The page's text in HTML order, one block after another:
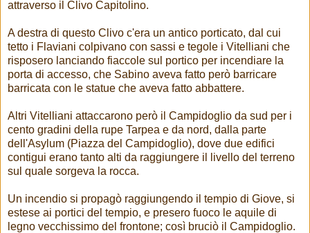
attraverso il Clivo Capitolino.
A destra di questo Clivo c'era un antico porticato, dal cui
tetto i Flaviani colpivano con sassi e tegole i Vitelliani che
risposero lanciando fiaccole sul portico per incendiare la
porta di accesso, che Sabino aveva fatto però barricare
barricata con le statue che aveva fatto abbattere.
Altri Vitelliani attaccarono però il Campidoglio da sud per i
cento gradini della rupe Tarpea e da nord, dalla parte
dell'Asylum (Piazza del Campidoglio), dove due edifici
contigui erano tanto alti da raggiungere il livello del terreno
sul quale sorgeva la rocca.
Un incendio si propagò raggiungendo il tempio di Giove, si
estese ai portici del tempio, e presero fuoco le aquile di
legno vecchissimo del frontone; così bruciò il Campidoglio.